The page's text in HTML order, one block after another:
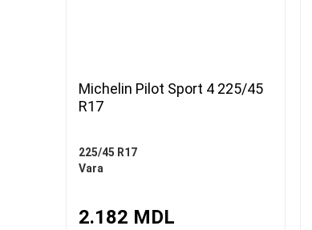
Michelin Pilot Sport 4 225/45
R17
225/45 R17
Vara
2.182 MDL